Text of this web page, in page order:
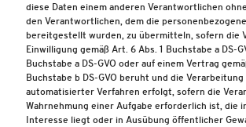
diese Daten einem anderen Verantwortlichen
den Verantwortlichen, dem die
bereitgestellt wurden, zu übermitteln, sofern die
Einwilligung gemäß Art. 6 Abs. 1 Buchstabe a DS-
Buchstabe a DS-GVO oder auf einem Vertrag
Buchstabe b DS-GVO beruht und die
automatisierter Verfahren erfolgt, sofern die
Wahrnehmung einer Aufgabe erforderlich ist, die
Interesse liegt oder in Ausübung öffentlicher